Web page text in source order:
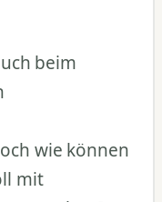
beim
wie können
mit